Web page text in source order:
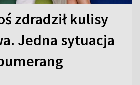
zdradził kulisy
Jedna sytuacja